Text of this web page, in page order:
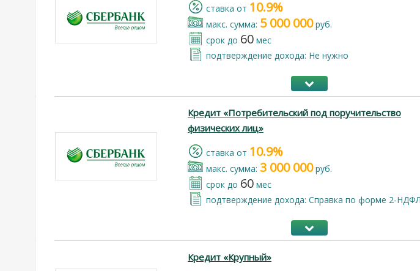
cтавка от 10.9%
макс. сумма: 5 000 000руб.
срок до 60 мес
подтверждение дохода: Не нужно
Кредит «Потребительский под поручительство
физических лиц»
cтавка от 10.9%
макс. сумма: 3 000 000руб.
срок до 60 мес
подтверждение дохода: Справка по форме 2-НДФЛ
Кредит «Крупный»